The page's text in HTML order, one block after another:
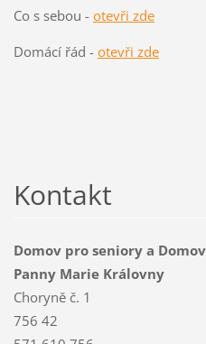
Co s sebou - otevři zde
Domácí řád - otevři zde
Kontakt
Domov pro seniory a
Panny Marie Královny
Choryně č. 1
756 42